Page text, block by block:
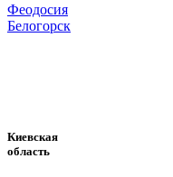
Феодосия
Белогорск
Киевская
область